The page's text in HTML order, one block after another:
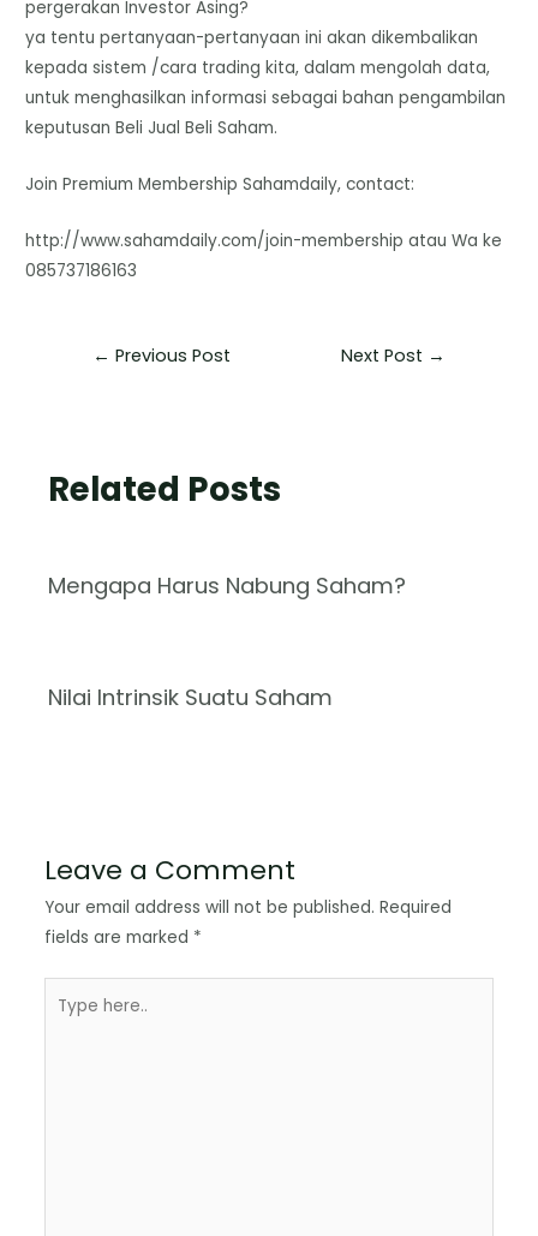
pergerakan Investor Asing?
ya tentu pertanyaan-pertanyaan ini akan dikembalikan
kepada sistem /cara trading kita, dalam mengolah data,
untuk menghasilkan informasi sebagai bahan pengambilan
keputusan Beli Jual Beli Saham.
Join Premium Membership Sahamdaily, contact:
http://www.sahamdaily.com/join-membership atau Wa ke
085737186163
← Previous Post Next Post →
Related Posts
Mengapa Harus Nabung Saham?
Nilai Intrinsik Suatu Saham
Leave a Comment
Your email address will not be published. Required
fields are marked *